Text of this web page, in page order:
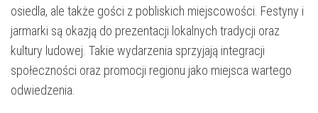
osiedla, ale także gości z pobliskich miejscowości. Festyny i
jarmarki są okazją do prezentacji lokalnych tradycji oraz
kultury ludowej. Takie wydarzenia sprzyjają integracji
społeczności oraz promocji regionu jako miejsca wartego
odwiedzenia.